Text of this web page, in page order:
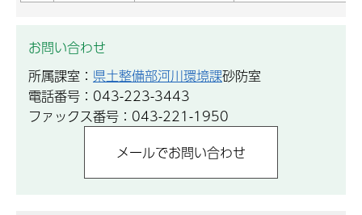
お問い合わせ
所属課室： 県土整備部河川環境課砂防室
電話番号：043-223-3443
ファックス番号：043-221-1950